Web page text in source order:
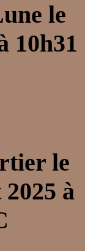
le
10h31
le
à